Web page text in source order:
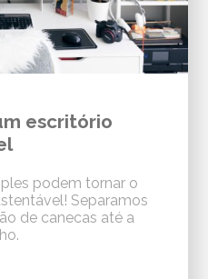
escritório
podem tornar o
Separamos
de canecas até a